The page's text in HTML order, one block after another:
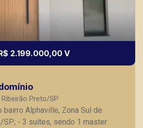
2.199.000,00 V
Preto/SP
bairro Alphaville, Zona Sul de
1 master